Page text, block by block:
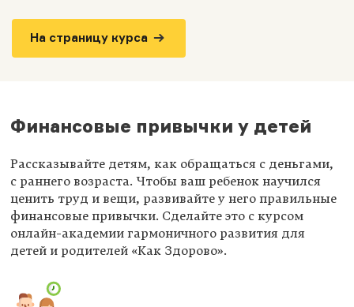
На страницу курса
Финансовые привычки у детей
Рассказывайте детям, как обращаться с деньгами,
с раннего возраста. Чтобы ваш ребенок научился
ценить труд и вещи, развивайте у него правильные
финансовые привычки. Сделайте это с курсом
онлайн-академии гармоничного развития для
детей и родителей «Как Здорово».